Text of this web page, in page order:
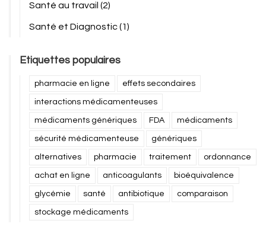
Santé au travail (2)
Santé et Diagnostic(1)
Etiquettes populaires
pharmacie en ligne effets secondaires
interactions médicamenteuses
médicaments génériques FDA médicaments
sécurité médicamenteuse génériques
alternatives pharmacie traitement ordonnance
achat en ligne anticoagulants bioéquivalence
glycémie santé antibiotique comparaison
stockage médicaments